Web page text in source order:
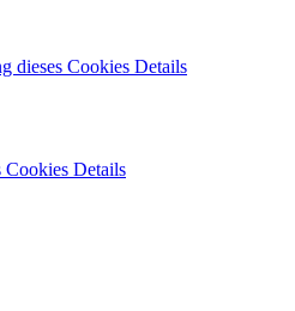
dieses Cookies Details
Cookies Details